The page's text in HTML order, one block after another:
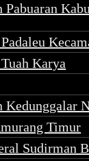
Karya
Kedunggalar
Timur
Sudirman